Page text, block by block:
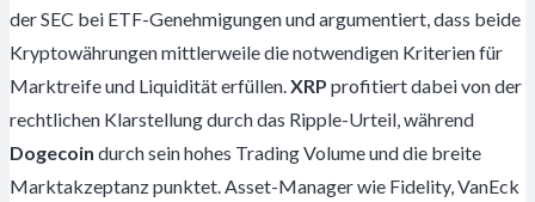
der SEC bei ETF-Genehmigungen und argumentiert, dass beide
Kryptowährungen mittlerweile die notwendigen Kriterien für
Marktreife und Liquidität erfüllen. XRP profitiert dabei von der
rechtlichen Klarstellung durch das Ripple-Urteil, während
Dogecoin durch sein hohes Trading Volume und die breite
Marktakzeptanz punktet. Asset-Manager wie Fidelity, VanEck